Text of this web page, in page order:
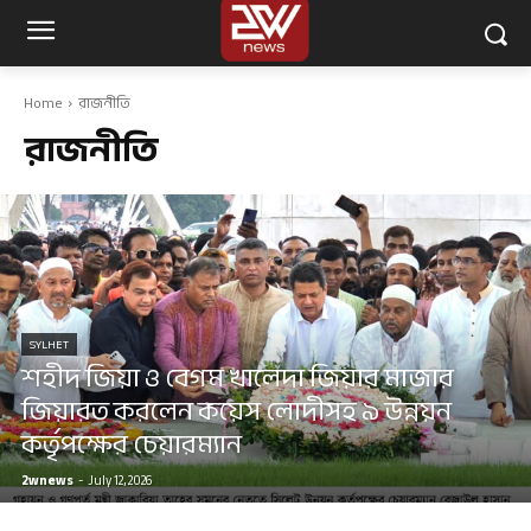
Home রাজনীতি
রাজনীতি
SYLHET
শহীদ জিয়া ও বেগম খালেদা জিয়ার মাজার
জিয়ারত করলেন কয়েস লোদীসহ ৯ উন্নয়ন
কর্তৃপক্ষের চেয়ারম্যান
2wnews-July 12, 2026